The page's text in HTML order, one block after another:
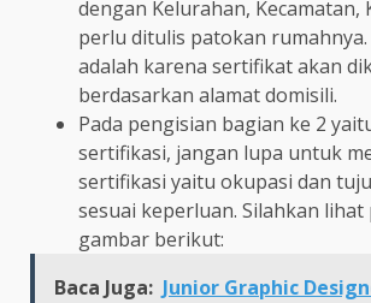
dengan Kelurahan, Kecamatan,
perlu ditulis patokan rumahnya.
adalah karena sertifikat akan
berdasarkan alamat domisili.
Pada pengisian bagian ke 2
sertifikasi, jangan lupa untuk
sertifikasi yaitu okupasi dan
sesuai keperluan. Silahkan lihat
gambar berikut:
Baca Juga: Junior Graphic